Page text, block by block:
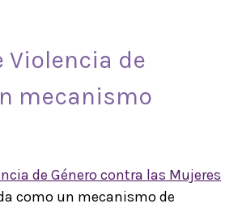
Violencia de
mecanismo
de Género contra las Mujeres
como un mecanismo de